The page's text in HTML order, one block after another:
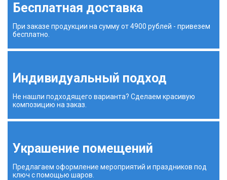
Бесплатная доставка
При заказе продукции на сумму от 4900 рублей - привезем
бесплатно.
Индивидуальный подход
Не нашли подходящего варианта? Сделаем красивую
композицию на заказ.
Украшение помещений
Предлагаем оформление мероприятий и праздников под
ключ с помощью шаров.